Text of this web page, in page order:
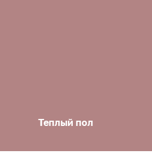
Теплый пол